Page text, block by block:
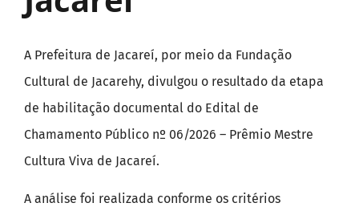
A Prefeitura de Jacareí, por meio da Fundação
Cultural de Jacarehy, divulgou o resultado da etapa
de habilitação documental do Edital de
Chamamento Público nº 06/2026 – Prêmio Mestre
Cultura Viva de Jacareí.
A análise foi realizada conforme os critérios